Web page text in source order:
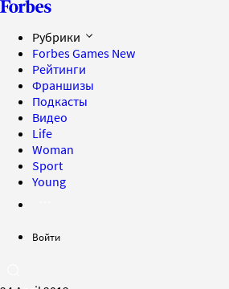
Рубрики
Forbes Games New
Рейтинги
Франшизы
Подкасты
Видео
Life
Woman
Sport
Young
Войти